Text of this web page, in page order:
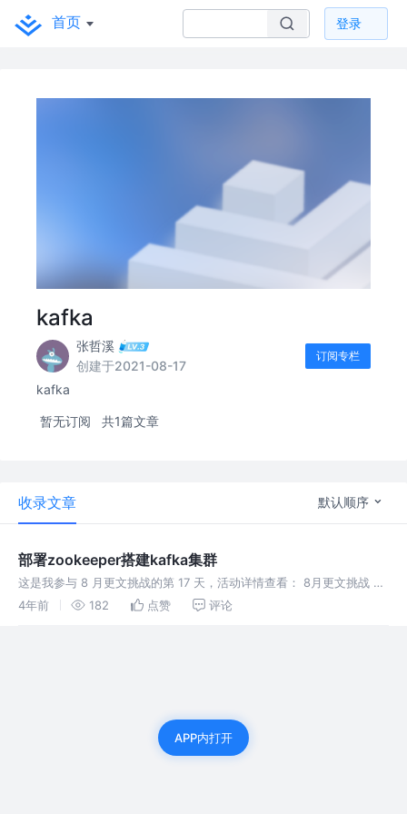
首页 登录
kafka
张哲溪
创建于2021-08-17
订阅专栏
kafka
暂无订阅 共1篇文章
收录文章 默认顺序
部署zookeeper搭建kafka集群
这是我参与 8 月更文挑战的第 17 天，活动详情查看： 8月更文挑战 部
署zookeeper 1. 访问zookeeper官网，下载zookeeper的安装包 访问
4年前 182 点赞 评论
APP内打开